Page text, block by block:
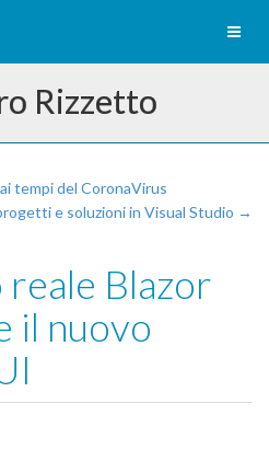
Rizzetto
tempi del CoronaVirus
e soluzioni in Visual Studio →
Blazor
il nuovo